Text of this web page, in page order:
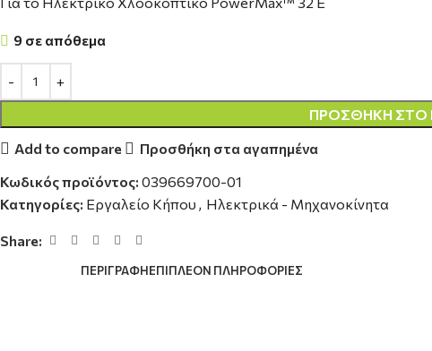
9 σε απόθεμα
ΠΡΟΣΘΉΚΗ ΣΤΟ
Add to compare
Προσθήκη στα αγαπημένα
Κωδικός προϊόντος: 039669700-01
Κατηγορίες: Εργαλείο Κήπου , Ηλεκτρικά - Μηχανοκίνητα
Share:
ΠΕΡΙΓΡΑΦΉΕΠΙΠΛΈΟΝ ΠΛΗΡΟΦΟΡΊΕΣ